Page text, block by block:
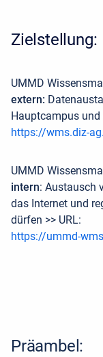
Zielstellung:
UMMD
extern:
Hauptcampus und
https://wms.diz-
UMMD
intern: Austausch
das Internet und
dürfen >> URL:
https://ummd-
Präambel: